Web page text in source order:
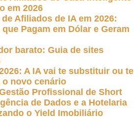
em 2026
Afiliados de IA em 2026:
Pagam em Dólar e Geram
barato: Guia de sites
A IA vai te substituir ou te
novo cenário
Profissional de Short
de Dados e a Hotelaria
o Yield Imobiliário